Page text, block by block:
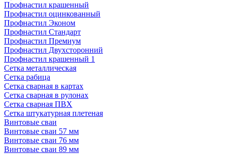
Профнастил крашенный
Профнастил оцинкованный
Профнастил Эконом
Профнастил Стандарт
Профнастил Премиум
Профнастил Двухсторонний
Профнастил крашенный 1
Сетка металлическая
Сетка рабица
Сетка сварная в картах
Сетка сварная в рулонах
Сетка сварная ПВХ
Сетка штукатурная плетеная
Винтовые сваи
Винтовые сваи 57 мм
Винтовые сваи 76 мм
Винтовые сваи 89 мм